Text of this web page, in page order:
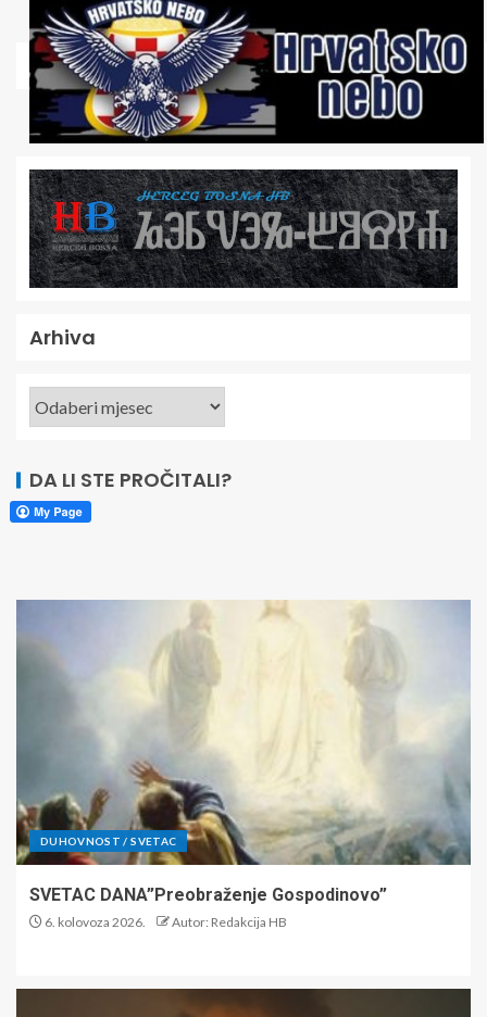
Arhiva
DA LI STE PROČITALI?
DUHOVNOST / SVETAC
SVETAC DANA”Preobraženje Gospodinovo”
6. kolovoza 2026. Autor: Redakcija HB